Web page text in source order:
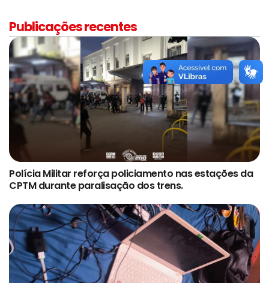
Publicações recentes
Polícia Militar reforça policiamento nas estações da
CPTM durante paralisação dos trens.